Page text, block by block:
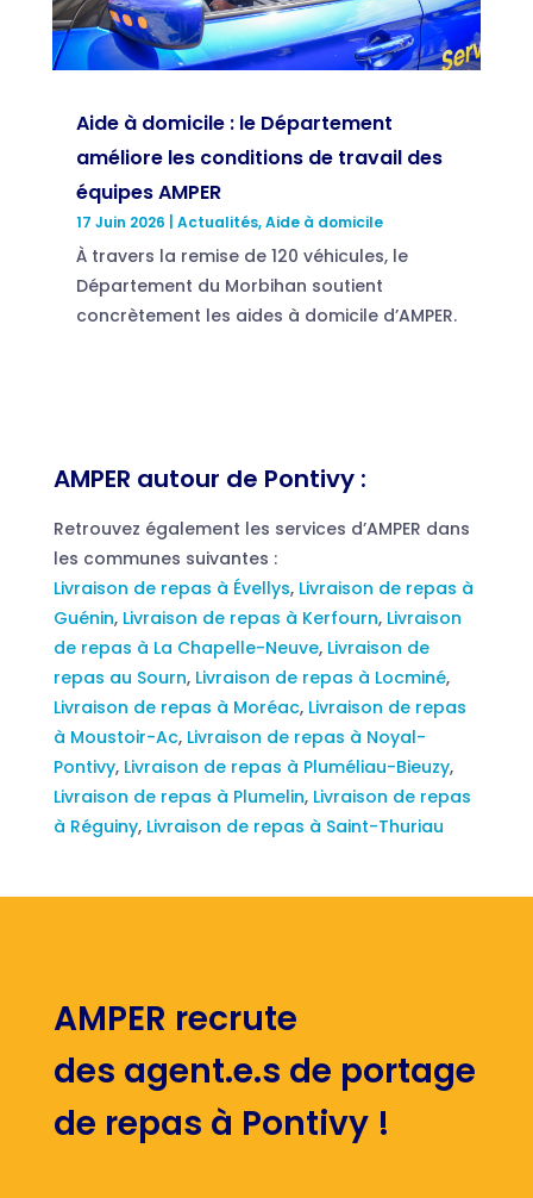
Aide à domicile : le Département
améliore les conditions de travail des
équipes AMPER
17 Juin 2026 Actualités,Aide à domicile
À travers la remise de 120 véhicules, le
Département du Morbihan soutient
concrètement les aides à domicile d’AMPER.
AMPER autour de Pontivy :
Retrouvez également les services d’AMPER dans
les communes suivantes :
Livraison de repas à Évellys, Livraison de repas à
Guénin, Livraison de repas à Kerfourn, Livraison
de repas à La Chapelle-Neuve, Livraison de
repas au Sourn, Livraison de repas à Locminé,
Livraison de repas à Moréac, Livraison de repas
à Moustoir-Ac, Livraison de repas à Noyal-
Pontivy, Livraison de repas à Pluméliau-Bieuzy,
Livraison de repas à Plumelin, Livraison de repas
à Réguiny, Livraison de repas à Saint-Thuriau
AMPER recrute
des agent.e.s de portage
de repas à Pontivy !